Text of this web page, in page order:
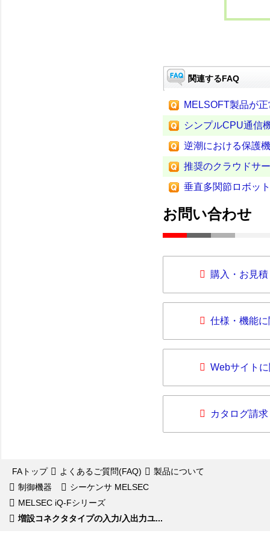
関連するFAQ
MELSOFT製品が
シンプルCPU通信
逆潮における保護
推奨のクラウドサ
垂直多関節ロボッ
お問い合わせ
購入・お見
仕様・機能
Webサイト
カタログ請求
FAトップ よくあるご質問(FAQ)
製品について
制御機器
シーケンサ MELSEC
MELSEC iQ-Fシリーズ
増設コネクタタイプの入力/入出力ユ...